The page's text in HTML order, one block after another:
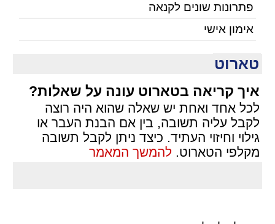
פתרונות שונים לקנאה
אימון אישי
טארוט
איך קריאה בטארוט עונה על שאלות?
לכל אחד ואחת יש שאלה שהוא היה רוצה
לקבל עליה תשובה, בין אם הבנת העבר או
גילוי וחיזוי העתיד. כיצד ניתן לקבל תשובה
מקלפי הטארוט. להמשך המאמר